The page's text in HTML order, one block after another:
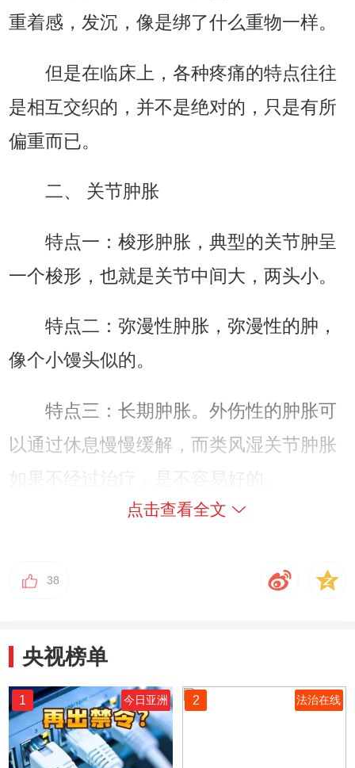
重着感，发沉，像是绑了什么重物一样。
但是在临床上，各种疼痛的特点往往
是相互交织的，并不是绝对的，只是有所
偏重而已。
二、 关节肿胀
特点一：梭形肿胀，典型的关节肿呈
一个梭形，也就是关节中间大，两头小。
特点二：弥漫性肿胀，弥漫性的肿，
像个小馒头似的。
特点三：长期肿胀。外伤性的肿胀可
以通过休息慢慢缓解，而类风湿关节肿胀
如果不经过治疗，是不容易好的。
点击查看全文
38
央视榜单
1 今日亚洲 2 法治在线